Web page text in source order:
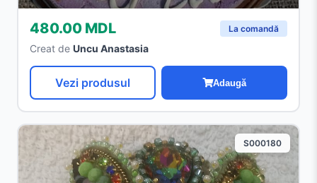
480.00 MDL La comandă
Creat de Uncu Anastasia
Vezi produsul Adaugă
S000180